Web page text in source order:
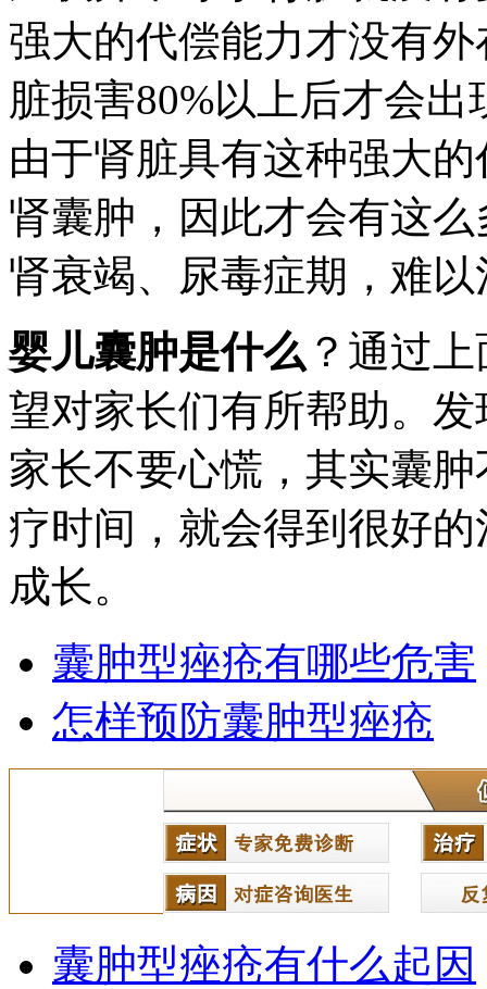
强大的代偿能力才没有
脏损害80%以上后才会
由于肾脏具有这种强大
肾囊肿，因此才会有这
肾衰竭、尿毒症期，难以
婴儿囊肿是什么 ？通过
望对家长们有所帮助。
家长不要心慌，其实囊
疗时间，就会得到很好
成长。
囊肿型痤疮有哪些危害
怎样预防囊肿型痤疮
囊肿型痤疮有什么起因